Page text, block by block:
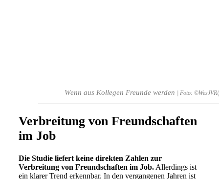
Wenn aus Kollegen Freunde werden | Foto:
Verbreitung von Freundschaften
im Job
Die Studie liefert keine direkten Zahlen zur
Verbreitung von Freundschaften im Job. Allerdings ist
ein klarer Trend erkennbar. In den vergangenen Jahren ist